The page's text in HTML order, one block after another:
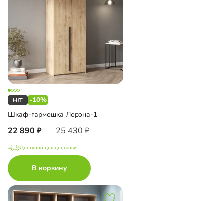
-10%
Шкаф-гармошка Лорэна-1
22 890 25 430
Доступно для доставки
В корзину